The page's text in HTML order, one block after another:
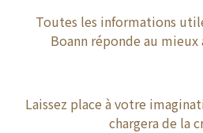
Toutes les informations
Boann réponde au
Laissez place à votre
chargera de la